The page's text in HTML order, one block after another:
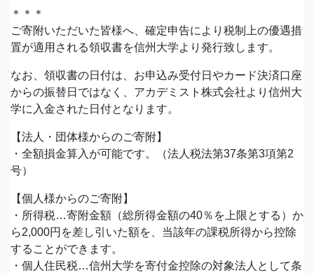
＊＊＊
ご寄附いただいた皆様へ、確定申告により税制上の優遇措
置が適用される領収書を信州大学より発行致します。
なお、領収書の日付は、お申込み受付日やカード決済口座
からの振替日ではなく、アカデミスト株式会社より信州大
学に入金された日付となります。
【法人・団体様からのご寄附】
・全額損金算入が可能です。（法人税法第37条第3項第2
号）
【個人様からのご寄附】
・所得税…寄附金額（総所得金額の40％を上限とする）か
ら2,000円を差し引いた額を、当該年の課税所得から控除
することができます。
・個人住民税…信州大学を寄付金控除の対象法人として条